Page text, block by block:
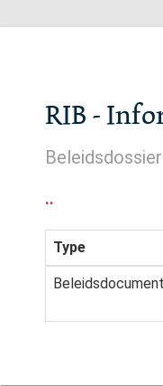
RIB -
Beleidsdossier
..
Type
Beleidsdocument